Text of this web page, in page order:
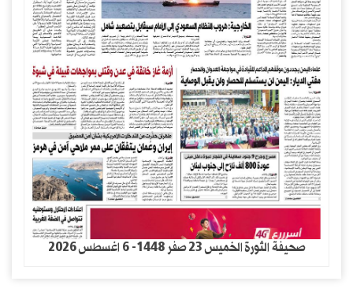
صحيفة الثورة الخميس 23 صفر 1448- 6 اغسطس 2026